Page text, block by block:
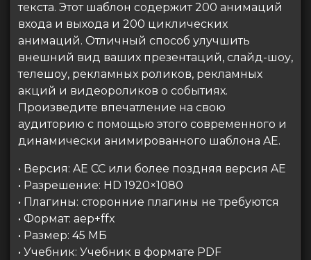
текста. Этот шаблон содержит 200 анимаций
входа и выхода и 200 циклических
анимаций. Отличный способ улучшить
внешний вид ваших презентаций, слайд-шоу,
телешоу, рекламных роликов, рекламных
акций и видеороликов о событиях.
Произведите впечатление на свою
аудиторию с помощью этого современного и
динамически анимированного шаблона AE.
• Версия: AE CC или более поздняя версия AE
• Разрешение: HD 1920×1080
• Плагины: сторонние плагины не требуются
• Формат: aep+ffx
• Размер: 45 МБ
• Учебник: Учебник в формате PDF